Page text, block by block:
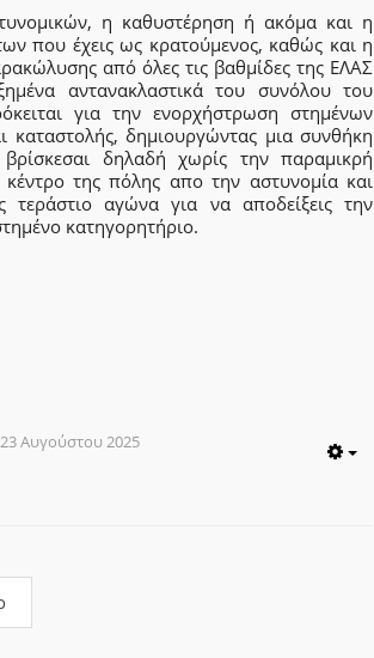
η καθυστέρηση ή ακόμα και η
που έχεις ως κρατούμενος, καθώς και η
από όλες τις βαθμίδες της ΕΛΑΣ
αντανακλαστικά του συνόλου του
για την ενορχήστρωση στημένων
καταστολής, δημιουργώντας μια συνθήκη
δηλαδή χωρίς την παραμικρή
της πόλης απο την αστυνομία και
τεράστιο αγώνα για να αποδείξεις την
κατηγορητήριο.
23 Αυγούστου 2025